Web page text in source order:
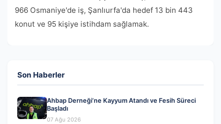
966 Osmaniye'de iş, Şanlıurfa'da hedef 13 bin 443
konut ve 95 kişiye istihdam sağlamak.
Son Haberler
Ahbap Derneği’ne Kayyum Atandı ve Fesih Süreci
Başladı
07 Ağu 2026